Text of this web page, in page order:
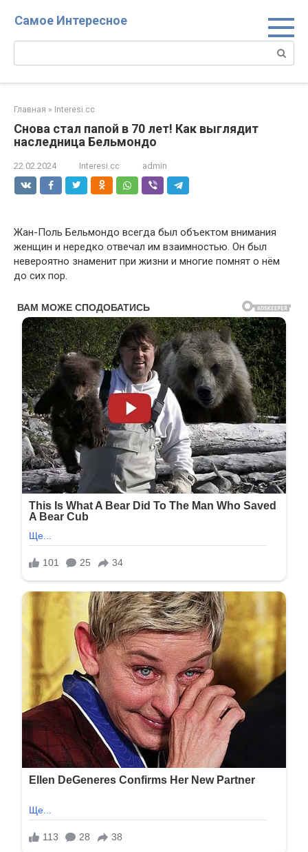
Самое Интересное
Поиск:
Главная » Interesi.cc
Снова стал папой в 70 лет! Как выглядит
наследница Бельмондо
22.02.2024 Interesi.cc admin
Жан-Поль Бельмондо всегда был объектом внимания
женщин и нередко отвечал им взаимностью. Он был
невероятно знаменит при жизни и многие помнят о нём
до сих пор.